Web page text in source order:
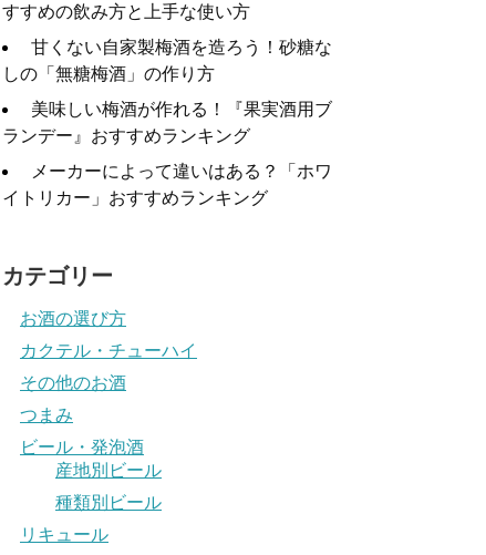
すすめの飲み方と上手な使い方
甘くない自家製梅酒を造ろう！砂糖な
しの「無糖梅酒」の作り方
美味しい梅酒が作れる！『果実酒用ブ
ランデー』おすすめランキング
メーカーによって違いはある？「ホワ
イトリカー」おすすめランキング
カテゴリー
お酒の選び方
カクテル・チューハイ
その他のお酒
つまみ
ビール・発泡酒
産地別ビール
種類別ビール
リキュール